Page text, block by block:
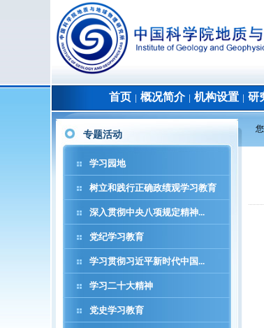
首页 概况简介│ 机构设置 研
专题活动
学习园地
树立和践行正确政绩观学习教育
深入贯彻中央八项规定精神...
党纪学习教育
学习贯彻习近平新时代中国...
学习二十大精神
党史学习教育